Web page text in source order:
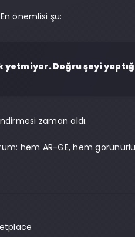
önemlisi şu:
yetmiyor. Doğru şeyi
zaman aldı.
hem AR-GE, hem